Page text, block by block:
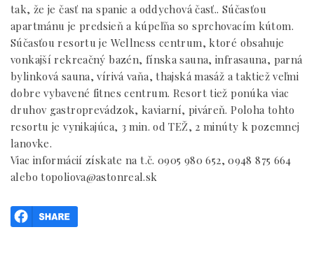
tak, že je časť na spanie a oddychová časť.. Súčasťou
apartmánu je predsieň a kúpeľňa so sprchovacím kútom.
Súčasťou resortu je Wellness centrum, ktoré obsahuje
vonkajší rekreačný bazén, fínska sauna, infrasauna, parná
bylinková sauna, vírivá vaňa, thajská masáž a taktiež veľmi
dobre vybavené fitnes centrum. Resort tiež ponúka viac
druhov gastroprevádzok, kaviarní, piváreň. Poloha tohto
resortu je vynikajúca, 3 min. od TEŽ, 2 minúty k pozemnej
lanovke.
Viac informácií získate na t.č. 0905 980 652, 0948 875 664
alebo topoliova@astonreal.sk